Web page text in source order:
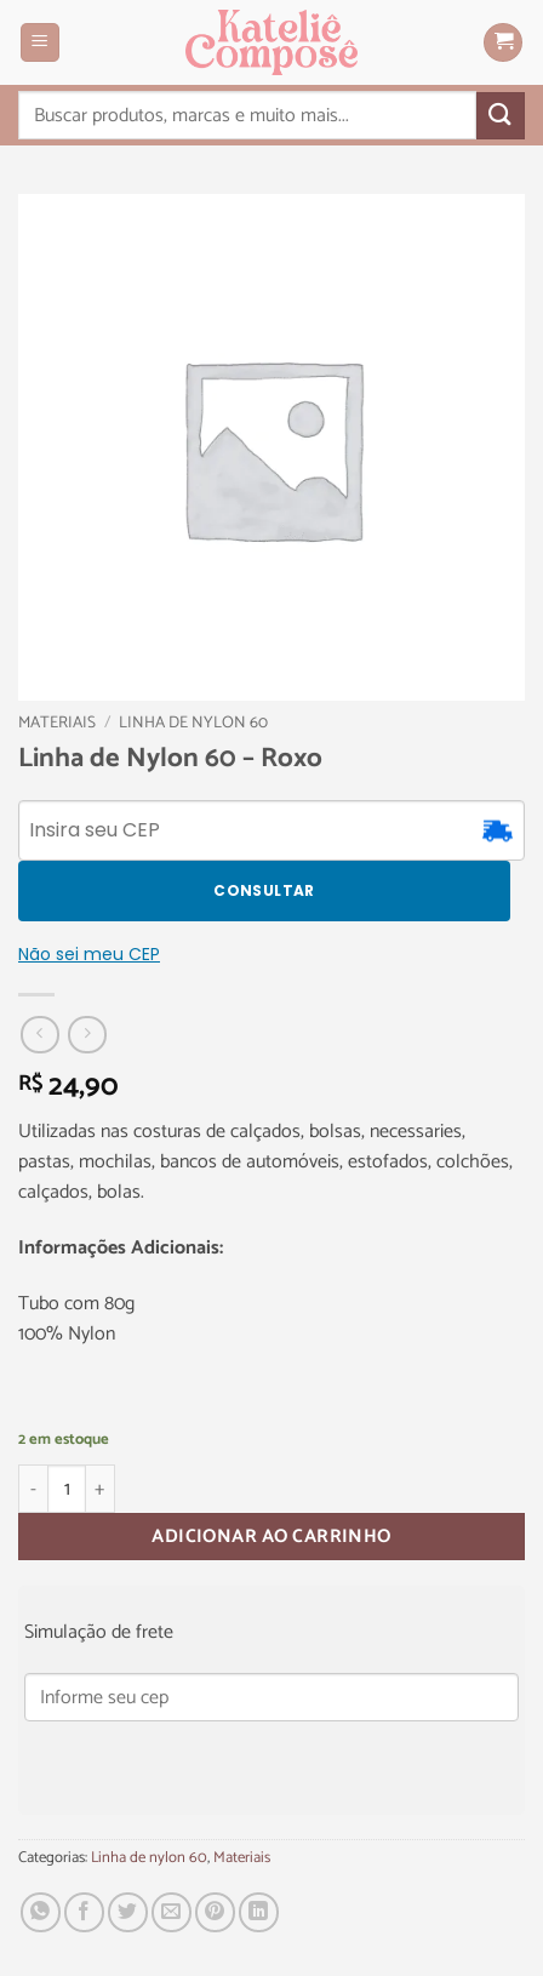
MATERIAIS / LINHA DE NYLON 60
Linha de Nylon 60 – Roxo
CONSULTAR
Não sei meu CEP
R$24,90
Utilizadas nas costuras de calçados, bolsas, necessaries,
pastas, mochilas, bancos de automóveis, estofados, colchões,
calçados, bolas.
Informações Adicionais:
Tubo com 80g
100% Nylon
2 em estoque
ADICIONAR AO CARRINHO
Simulação de frete
Categorias:Linha de nylon 60,Materiais